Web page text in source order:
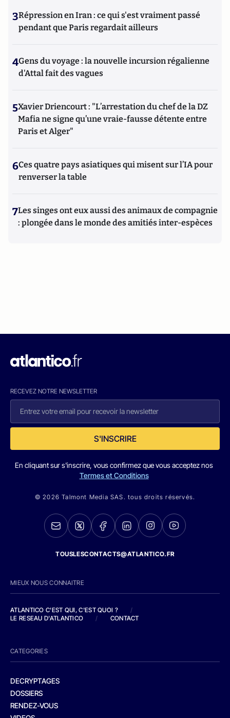
3Répression en Iran : ce qui s'est vraiment passé
pendant que Paris regardait ailleurs
4Gens du voyage : la nouvelle incursion régalienne
d'Attal fait des vagues
5Xavier Driencourt : "L’arrestation du chef de la DZ
Mafia ne signe qu’une vraie-fausse détente entre
Paris et Alger"
6Ces quatre pays asiatiques qui misent sur l’IA pour
renverser la table
7Les singes ont eux aussi des animaux de compagnie
: plongée dans le monde des amitiés inter-espèces
RECEVEZ NOTRE NEWSLETTER
S'INSCRIRE
En cliquant sur s'inscrire, vous confirmez que vous acceptez nos
Termes et Conditions
© 2026 Talmont Media SAS. tous droits réservés.
TOUSLESCONTACTS@ATLANTICO.FR
MIEUX NOUS CONNAITRE
ATLANTICO C'EST QUI, C'EST QUOI ?
/
LE RESEAU D'ATLANTICO
/ CONTACT
CATEGORIES
DECRYPTAGES
DOSSIERS
RENDEZ-VOUS